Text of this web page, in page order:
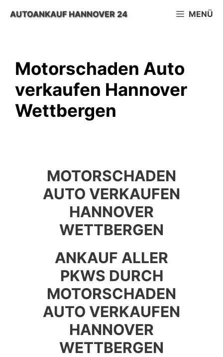
InhaltAUTOANKAUF HANNOVER 24 MENÜ
Motorschaden Auto
verkaufen Hannover
Wettbergen
MOTORSCHADEN
AUTO VERKAUFEN
HANNOVER
WETTBERGEN
ANKAUF ALLER
PKWS DURCH
MOTORSCHADEN
AUTO VERKAUFEN
HANNOVER
WETTBERGEN